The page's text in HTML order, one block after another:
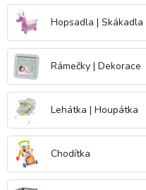
Hopsadla | Skákadla
Rámečky | Dekorace
Lehátka | Houpátka
Chodítka